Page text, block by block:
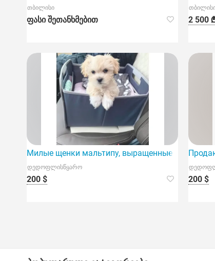
თბილისი
ფასი შეთანხმებით 2 500
Милые щенки мальтипу, выращенные дома.
დედოფლისწყარო
200 $ 200 $